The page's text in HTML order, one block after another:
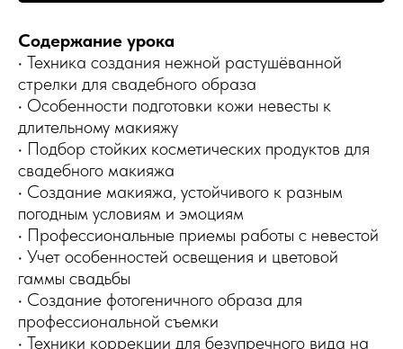
Содержание урока
• Техника создания нежной растушёванной
стрелки для свадебного образа
• Особенности подготовки кожи невесты к
длительному макияжу
• Подбор стойких косметических продуктов для
свадебного макияжа
• Создание макияжа, устойчивого к разным
погодным условиям и эмоциям
• Профессиональные приемы работы с невестой
• Учет особенностей освещения и цветовой
гаммы свадьбы
• Создание фотогеничного образа для
профессиональной съемки
• Техники коррекции для безупречного вида на